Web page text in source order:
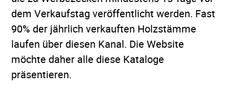
dem Verkaufstag veröffentlicht werden. Fast
90% der jährlich verkauften Holzstämme
laufen über diesen Kanal. Die Website
möchte daher alle diese Kataloge
präsentieren.